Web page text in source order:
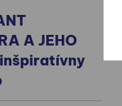
A JEHO